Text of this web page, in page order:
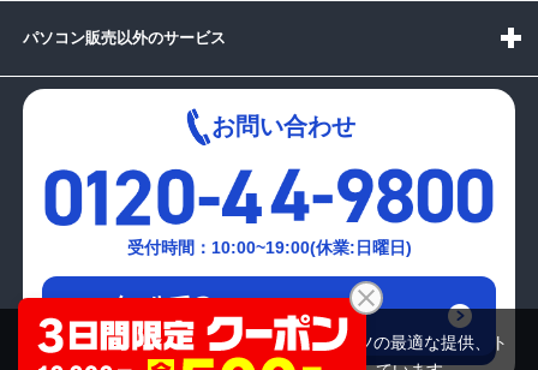
パソコン販売以外のサービス
お問い合わせ
受付時間：10:00~19:00(休業:日曜日)
メールでの
お問い合わせはこちら
当サイトでは利用体験の向上およびコンテンツの最適な提供、ト